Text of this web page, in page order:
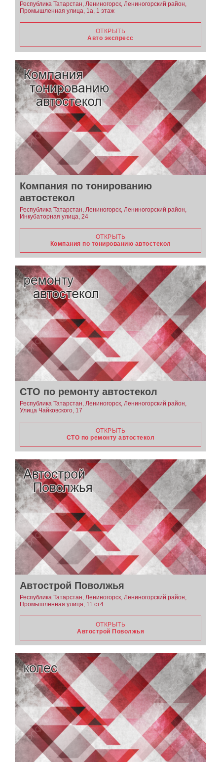
Республика Татарстан, Лениногорск, Лениногорский район,
Промышленная улица, 1а, 1 этаж
ОТКРЫТЬ
Авто экспресс
Компания по тонированию
автостекол
Республика Татарстан, Лениногорск, Лениногорский район,
Инкубаторная улица, 24
ОТКРЫТЬ
Компания по тонированию автостекол
СТО по ремонту автостекол
Республика Татарстан, Лениногорск, Лениногорский район,
Улица Чайковского, 17
ОТКРЫТЬ
СТО по ремонту автостекол
Автострой Поволжья
Республика Татарстан, Лениногорск, Лениногорский район,
Промышленная улица, 11 ст4
ОТКРЫТЬ
Автострой Поволжья